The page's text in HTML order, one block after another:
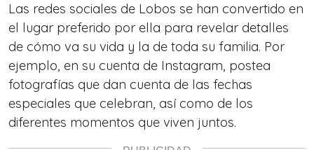
Las redes sociales de Lobos se han convertido en
el lugar preferido por ella para revelar detalles
de cómo va su vida y la de toda su familia. Por
ejemplo, en su cuenta de Instagram, postea
fotografías que dan cuenta de las fechas
especiales que celebran, así como de los
diferentes momentos que viven juntos.